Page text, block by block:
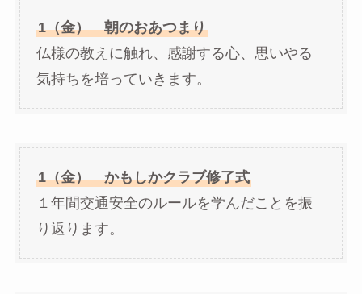
1（金） 朝のおあつまり
仏様の教えに触れ、感謝する心、思いやる
気持ちを培っていきます。
1（金） かもしかクラブ修了式
１年間交通安全のルールを学んだことを振
り返ります。